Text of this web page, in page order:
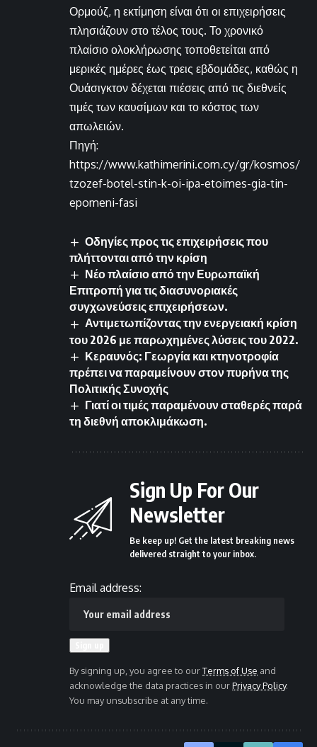
Ορμούζ, η εκτίμηση είναι ότι οι επιχειρήσεις
πλησιάζουν στο τέλος τους. Το χρονικό
πλαίσιο ολοκλήρωσης τοποθετείται από
μερικές ημέρες έως τρεις εβδομάδες, καθώς η
Ουάσιγκτον δέχεται πιέσεις από τις διεθνείς
τιμές των καυσίμων και το κόστος των
απωλειών.
Πηγή:
https://www.kathimerini.com.cy/gr/kosmos/
tzozef-botel-stin-k-oi-ipa-etoimes-gia-tin-
epomeni-fasi
Οδηγίες προς τις επιχειρήσεις που
πλήττονται από την κρίση
Νέο πλαίσιο από την Ευρωπαϊκή
Επιτροπή για τις διασυνοριακές
συγχωνεύσεις επιχειρήσεων.
Αντιμετωπίζοντας την ενεργειακή κρίση
του 2026 με παρωχημένες λύσεις του 2022.
Κεραυνός: Γεωργία και κτηνοτροφία
πρέπει να παραμείνουν στον πυρήνα της
Πολιτικής Συνοχής
Γιατί οι τιμές παραμένουν σταθερές παρά
τη διεθνή αποκλιμάκωση.
Sign Up For Our
Newsletter
Be keep up! Get the latest breaking news
delivered straight to your inbox.
Email address:
By signing up, you agree to ourTerms of Use and
acknowledge the data practices in ourPrivacy Policy.
You may unsubscribe at any time.